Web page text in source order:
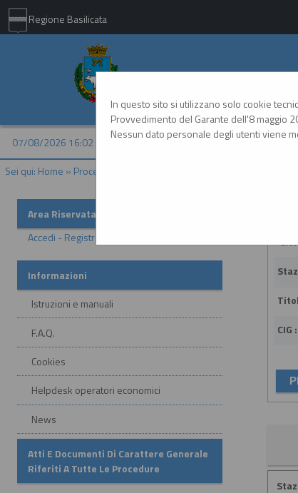
Regione Basilicata
Comune di
07/08/2026 16:02
Sei qui: Home » Procedure d'appalto e contratti
In questo sito si utilizzano solo cookie
Provvedimento del Garante dell'8 maggio
Nessun dato personale degli utenti viene
Area Riservata
Accedi - Registrati
Informazioni
Istruzioni e manuali
F.A.Q.
Cookies
Helpdesk operatori economici
News
Atti E Documenti Di Carattere Generale
Riferiti A Tutte Le Procedure
CIG :